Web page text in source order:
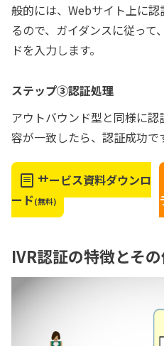
般的には、Webサイト上に
るので、ガイダンスに従って
ドを入力します。
ステップ③認証処理
アウトバウンド型と同様に
容が一致したら、認証成功で
サービス資料ダウンロ
ード(無料)
IVR認証の特徴とそ